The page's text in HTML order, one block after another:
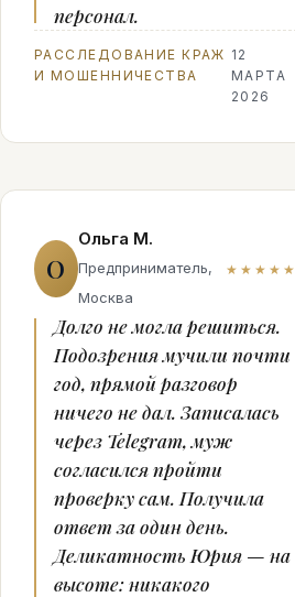
персонал.
РАССЛЕДОВАНИЕ КРАЖ
И МОШЕННИЧЕСТВА
12
МАРТА
2026
О
Ольга М.
Предприниматель,
Москва
★★★★★
Долго не могла решиться.
Подозрения мучили почти
год, прямой разговор
ничего не дал. Записалась
через Telegram, муж
согласился пройти
проверку сам. Получила
ответ за один день.
Деликатность Юрия — на
высоте: никакого